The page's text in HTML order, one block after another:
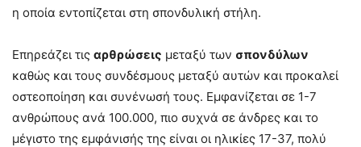
η οποία εντοπίζεται στη σπονδυλική στήλη.
Επηρεάζει τις αρθρώσεις μεταξύ των σπονδύλων
καθώς και τους συνδέσμους μεταξύ αυτών και προκαλεί
οστεοποίηση και συνένωσή τους. Εμφανίζεται σε 1-7
ανθρώπους ανά 100.000, πιο συχνά σε άνδρες και το
μέγιστο της εμφάνισής της είναι οι ηλικίες 17-37, πολύ